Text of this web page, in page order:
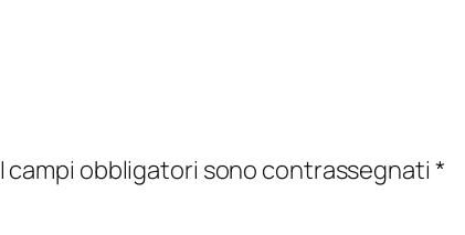
I campi obbligatori sono contrassegnati *